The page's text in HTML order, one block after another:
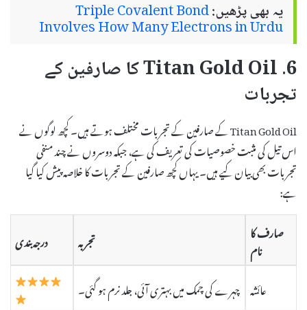
یہ بھی پڑھیں:Triple Covalent Bond
Involves How Many Electrons in Urdu
6. Titan Gold Oil کا صارفین کے
تجربات
Titan Gold Oil کے صارفین کے تجربات مختلف ہوتے ہیں۔ کچھ لوگوں نے
اس تیل کی مثبت خصوصیات کی تعریف کی ہے، جبکہ دوسروں نے چند منفی
تجربات بھی بیان کیے ہیں۔ یہاں کچھ صارفین کے تجربات کا خلاصہ پیش کیا گیا
ہے:
صارف کا
نام تجربہ
درجہ بندی
عائشہ چہرے کی چمک میں بہتری آئی، جلد نرم ہو گئی۔